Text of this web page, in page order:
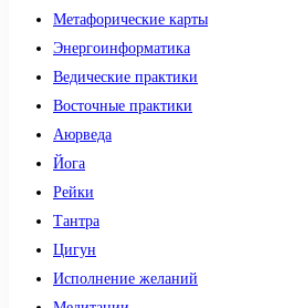
Метафорические карты
Энергоинформатика
Ведические практики
Восточные практики
Аюрведа
Йога
Рейки
Тантра
Цигун
Исполнение желаний